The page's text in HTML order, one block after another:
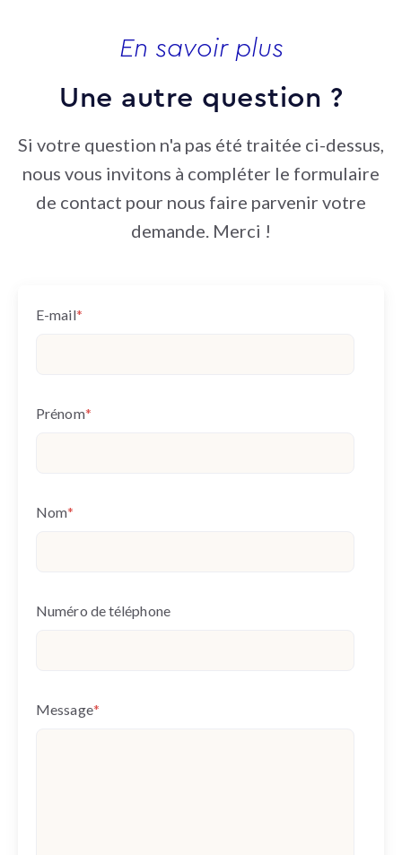
En savoir plus
Une autre question ?
Si votre question n'a pas été traitée ci-dessus,
nous vous invitons à compléter le formulaire
de contact pour nous faire parvenir votre
demande. Merci !
E-mail*
Prénom*
Nom*
Numéro de téléphone
Message*